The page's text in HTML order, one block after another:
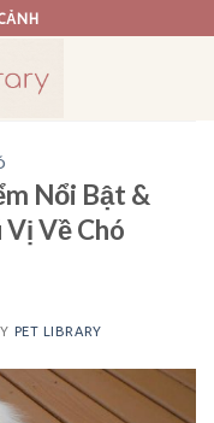
Nổi Bật &
Về Chó
PET LIBRARY